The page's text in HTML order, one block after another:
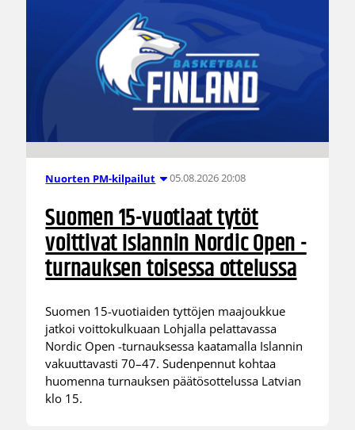
Nuorten PM-kilpailut 05.08.2026 20:08
Suomen 15-vuotiaat tytöt
voittivat Islannin Nordic Open -
turnauksen toisessa ottelussa
Suomen 15-vuotiaiden tyttöjen maajoukkue
jatkoi voittokulkuaan Lohjalla pelattavassa
Nordic Open -turnauksessa kaatamalla Islannin
vakuuttavasti 70–47. Sudenpennut kohtaa
huomenna turnauksen päätösottelussa Latvian
klo 15.